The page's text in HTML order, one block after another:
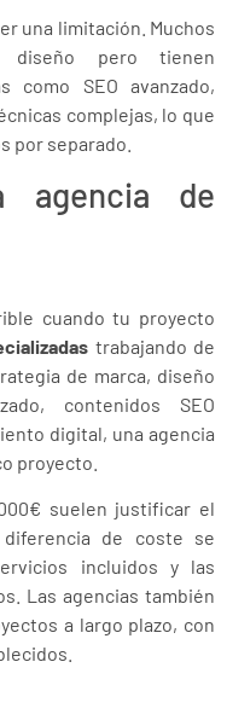
una limitación. Muchos
diseño pero tienen
como SEO avanzado,
complejas, lo que
por separado.
agencia de
cuando tu proyecto
trabajando de
de marca, diseño
contenidos SEO
digital, una agencia
proyecto.
suelen justificar el
de coste se
incluidos y las
Las agencias también
a largo plazo, con